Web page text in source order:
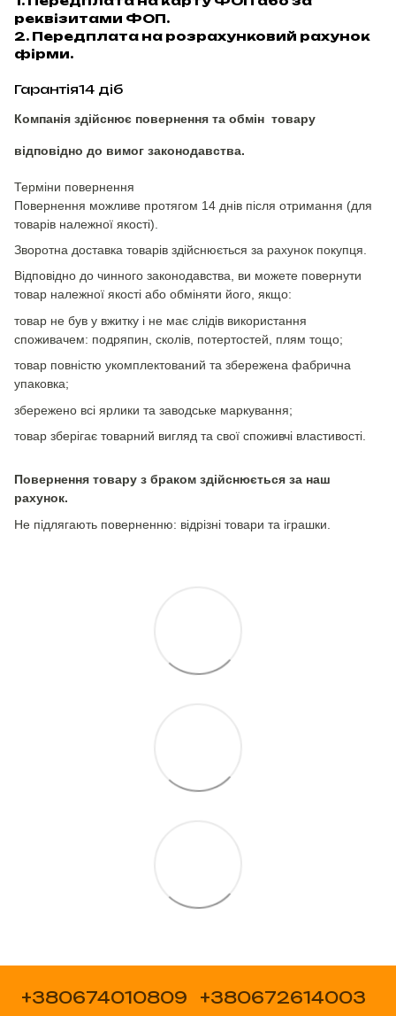
реквізитами ФОП.
2. Передплата на розрахунковий рахунок
фірми.
Гарантія14 діб
Компанія здійснює повернення та обмін товару
відповідно до вимог законодавства.
Терміни повернення
Повернення можливе протягом 14 днів після отримання (для
товарів належної якості).
Зворотна доставка товарів здійснюється за рахунок покупця.
Відповідно до чинного законодавства, ви можете повернути
товар належної якості або обміняти його, якщо:
товар не був у вжитку і не має слідів використання
споживачем: подряпин, сколів, потертостей, плям тощо;
товар повністю укомплектований та збережена фабрична
упаковка;
збережено всі ярлики та заводське маркування;
товар зберігає товарний вигляд та свої споживчі властивості.
Повернення товару з браком здійснюється за наш
рахунок.
Не підлягають поверненню: відрізні товари та іграшки.
+380674010809 +380672614003